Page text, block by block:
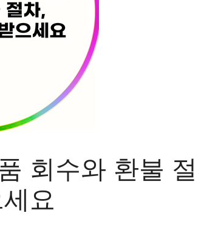
회수와 환불 절
요